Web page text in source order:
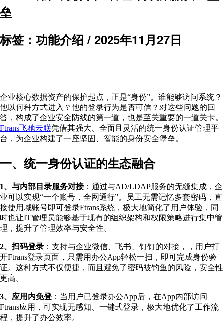
垒
标签：功能介绍 / 2025年11月27日
企业核心数据资产的保护起点，正是“身份”。谁能够访问系统？
他以何种方式进入？他的登录行为是否可信？对这些问题的回
答，构成了企业安全防线的第一道，也是至关重要的一道关卡。
Ftrans飞驰云联凭借其强大、全面且灵活的统一身份认证管理平
台，为企业构建了一座坚固、智能的身份安全堡垒。
一、统一身份认证的生态融合
1、与内部目录服务对接：通过与AD/LDAP服务的无缝集成，企
业可以实现“一个账号，全网通行”。员工无需记忆多套密码，直
接使用域账号即可登录Ftrans系统，极大地简化了用户体验，同
时也让IT管理员能够基于现有的组织架构和权限策略进行集中管
理，提升了管理效率与安全性。
2、扫码登录 ：支持与企业微信、飞书、钉钉的对接，，用户打
开Ftrans登录页面，只需用办公App轻松一扫，即可完成身份验
证。这种方式不仅便捷，而且避免了密码被钓鱼的风险，安全性
更高。
3、应用内免登 ：当用户已登录办公App后，在App内部访问
Ftrans应用，可实现无感知、一键式登录，极大地优化了工作流
程，提升了办公效率。